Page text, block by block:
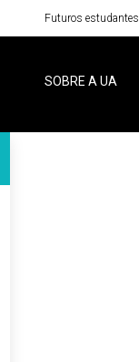
Futuros estudantes
SOBRE A UA